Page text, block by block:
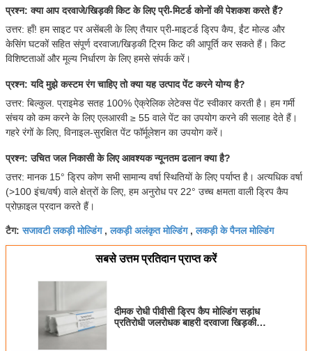
प्रश्न: क्या आप दरवाजे/खिड़की किट के लिए प्री-मिटर्ड कोनों की पेशकश करते हैं?
उत्तर: हाँ! हम साइट पर असेंबली के लिए तैयार प्री-माइटर्ड ड्रिप कैप, ईंट मोल्ड और
केसिंग घटकों सहित संपूर्ण दरवाजा/खिड़की ट्रिम किट की आपूर्ति कर सकते हैं। किट
विशिष्टताओं और मूल्य निर्धारण के लिए हमसे संपर्क करें।
प्रश्न: यदि मुझे कस्टम रंग चाहिए तो क्या यह उत्पाद पेंट करने योग्य है?
उत्तर: बिल्कुल. प्राइमेड सतह 100% ऐक्रेलिक लेटेक्स पेंट स्वीकार करती है। हम गर्मी
संचय को कम करने के लिए एलआरवी ≥ 55 वाले पेंट का उपयोग करने की सलाह देते हैं।
गहरे रंगों के लिए, विनाइल-सुरक्षित पेंट फॉर्मूलेशन का उपयोग करें।
प्रश्न: उचित जल निकासी के लिए आवश्यक न्यूनतम ढलान क्या है?
उत्तर: मानक 15° ड्रिप कोण सभी सामान्य वर्षा स्थितियों के लिए पर्याप्त है। अत्यधिक वर्षा
(>100 इंच/वर्ष) वाले क्षेत्रों के लिए, हम अनुरोध पर 22° उच्च क्षमता वाली ड्रिप कैप
प्रोफ़ाइल प्रदान करते हैं।
टैग:सजावटी लकड़ी मोल्डिंग,लकड़ी अलंकृत मोल्डिंग,लकड़ी के पैनल मोल्डिंग
सबसे उत्तम प्रतिदान प्राप्त करें
दीमक रोधी पीवीसी ड्रिप कैप मोल्डिंग सड़ांध
प्रतिरोधी जलरोधक बाहरी दरवाजा खिड़की